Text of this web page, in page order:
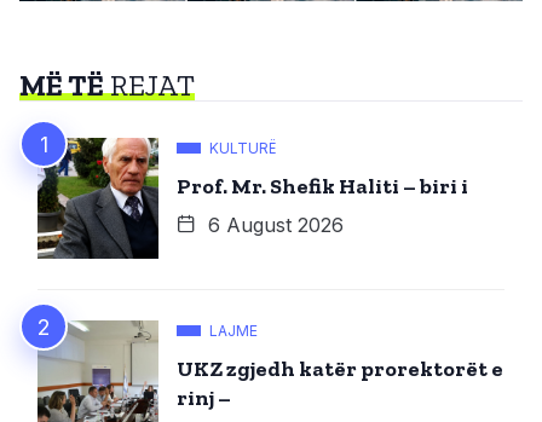
MË TËREJAT
KULTURË
Prof. Mr. Shefik Haliti – biri i
6 August 2026
LAJME
UKZ zgjedh katër prorektorët e
rinj –